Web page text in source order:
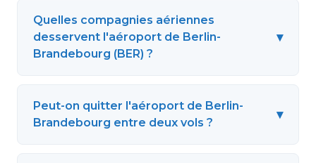
Quelles compagnies aériennes
desservent l'aéroport de Berlin-
Brandebourg (BER) ?
▾
Peut-on quitter l'aéroport de Berlin-
Brandebourg entre deux vols ?
▾